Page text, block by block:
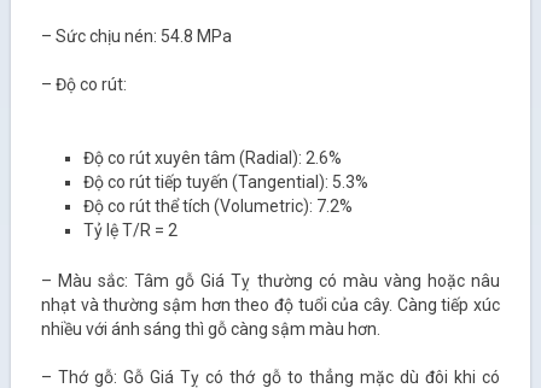
– Sức chịu nén: 54.8 MPa
– Độ co rút:
Độ co rút xuyên tâm (Radial): 2.6%
Độ co rút tiếp tuyến (Tangential): 5.3%
Độ co rút thể tích (Volumetric): 7.2%
Tỷ lệ T/R = 2
– Màu sắc: Tâm gỗ Giá Tỵ thường có màu vàng hoặc nâu
nhạt và thường sậm hơn theo độ tuổi của cây. Càng tiếp xúc
nhiều với ánh sáng thì gỗ càng sậm màu hơn.
– Thớ gỗ: Gỗ Giá Tỵ có thớ gỗ to thẳng mặc dù đôi khi có